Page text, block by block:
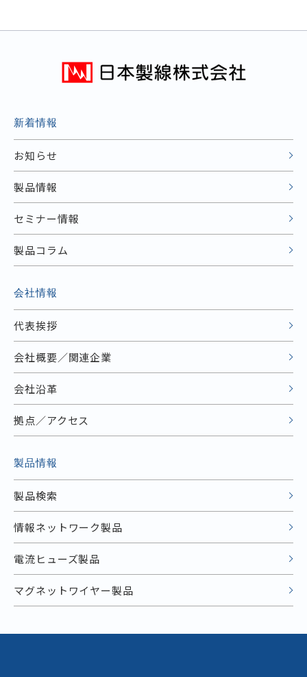
新着情報
お知らせ
製品情報
セミナー情報
製品コラム
会社情報
代表挨拶
会社概要／関連企業
会社沿革
拠点／アクセス
製品情報
製品検索
情報ネットワーク製品
電流ヒューズ製品
マグネットワイヤー製品